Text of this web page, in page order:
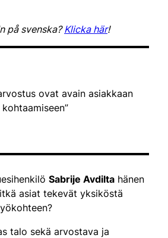
på svenska?Klicka här!
ovat avain asiakkaan
kohtaamiseen”
Sabrije Avdilta hänen
asiat tekevät yksiköstä
talo sekä arvostava ja